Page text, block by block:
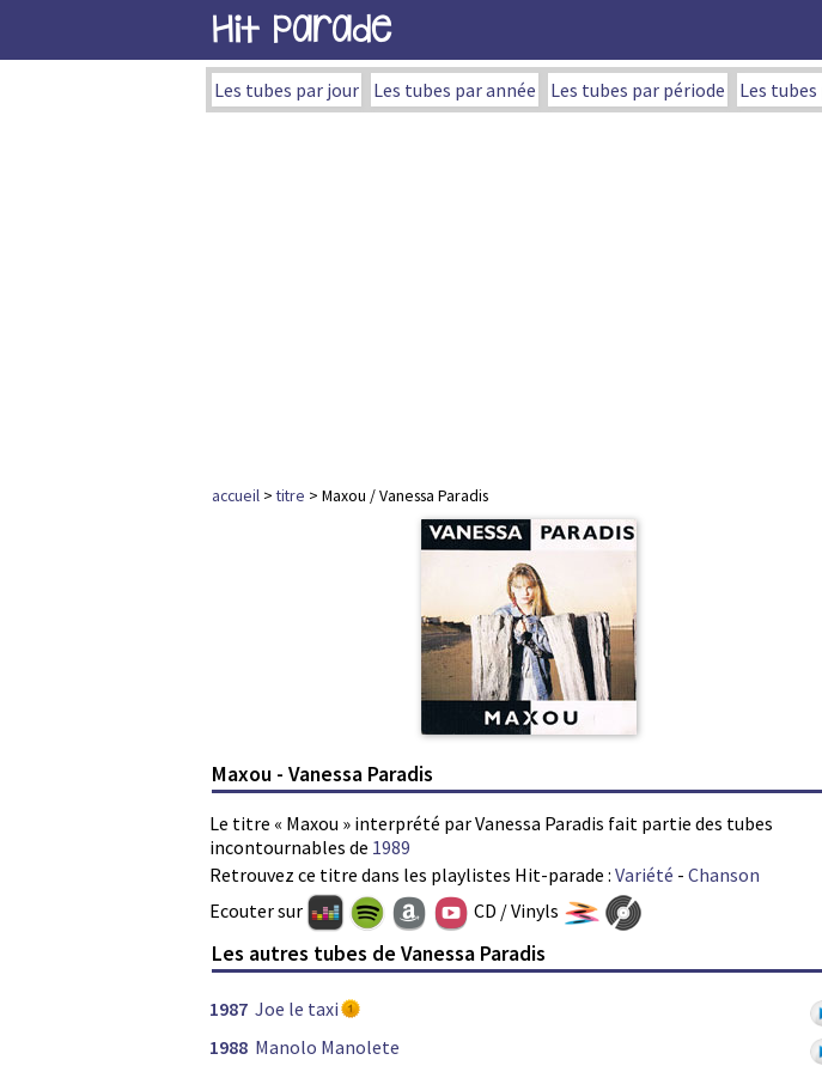
Hit Parade
Les tubes par jour Les tubes par année Les tubes par période Les
accueil >titre > Maxou / Vanessa Paradis
Maxou - Vanessa Paradis
Le titre « Maxou » interprété par Vanessa Paradis fait partie des tubes
incontournables de 1989
Retrouvez ce titre dans les playlistes Hit-parade : Variété - Chanson
Ecouter sur CD / Vinyls
Les autres tubes de Vanessa Paradis
1987 Joe le taxi
1988 Manolo Manolete